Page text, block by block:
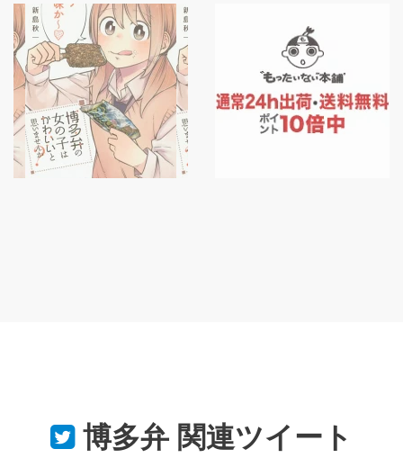
博多弁 関連ツイート